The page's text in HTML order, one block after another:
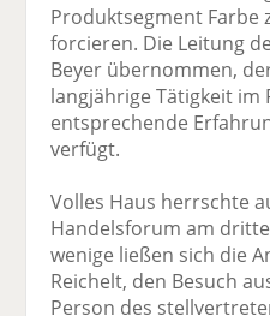
Produktsegment Farbe
forcieren. Die Leitung
Beyer übernommen,
langjährige Tätigkeit im
entsprechende
verfügt.
Volles Haus herrschte
Handelsforum am
wenige ließen sich die
Reichelt, den Besuch
Person des